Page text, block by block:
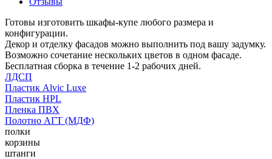
Готовы изготовить шкафы-купе любого размера и
конфигурации.
Декор и отделку фасадов можно выполнить под вашу задумку.
Возможно сочетание нескольких цветов в одном фасаде.
Бесплатная сборка в течение 1-2 рабочих дней.
ЛДСП
Пластик Alvic Luxe
Пластик HPL
Пленка ПВХ
Полотно АГТ (МДФ)
полки
корзины
штанги